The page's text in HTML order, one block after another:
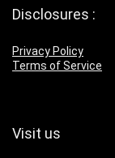
Disclosures :
Privacy Policy
Terms of Service
Visit us